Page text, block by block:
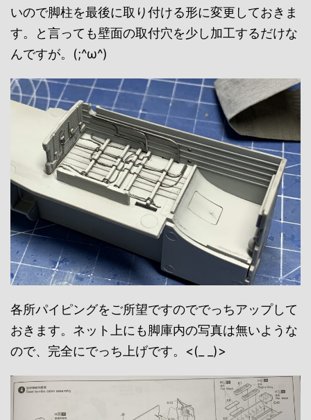
いので脚柱を最後に取り付ける形に変更しておきま
す。と言っても壁面の取付穴を少し加工するだけな
んですが。(;^ω^)
各所パイピングをご所望ですのででっちアップして
おきます。ネット上にも脚庫内の写真は無いような
ので、完全にでっち上げです。<(_ _)>